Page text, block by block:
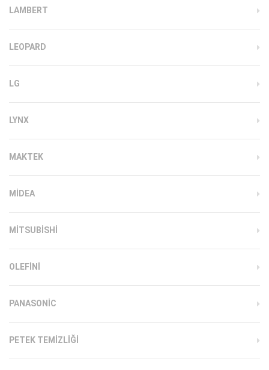
LAMBERT
LEOPARD
LG
LYNX
MAKTEK
MIDEA
MITSUBISHI
OLEFINI
PANASONIC
PETEK TEMIZLIĞI